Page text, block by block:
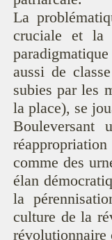
La
cruciale et la
aussi de
subies par les
la place), se
réappropriation
comme des
élan
la
culture de la
révolutionnaire